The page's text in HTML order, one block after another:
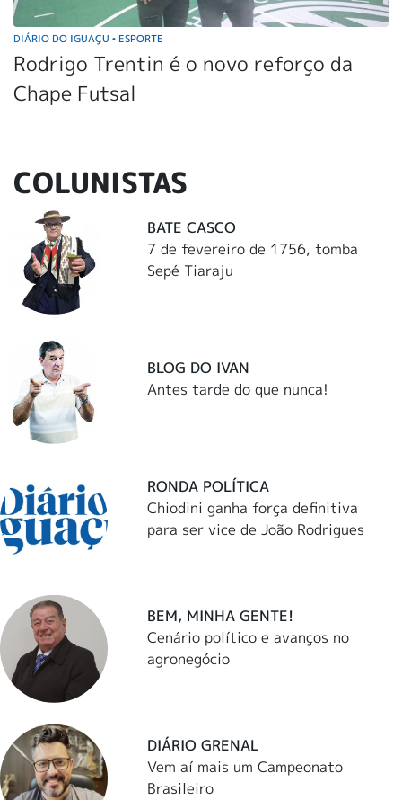
DIÁRIO DO IGUAÇU • ESPORTE
Rodrigo Trentin é o novo reforço da
Chape Futsal
COLUNISTAS
BATE CASCO
7 de fevereiro de 1756, tomba
Sepé Tiaraju
BLOG DO IVAN
Antes tarde do que nunca!
RONDA POLÍTICA
Chiodini ganha força definitiva
para ser vice de João Rodrigues
BEM, MINHA GENTE!
Cenário político e avanços no
agronegócio
DIÁRIO GRENAL
Vem aí mais um Campeonato
Brasileiro